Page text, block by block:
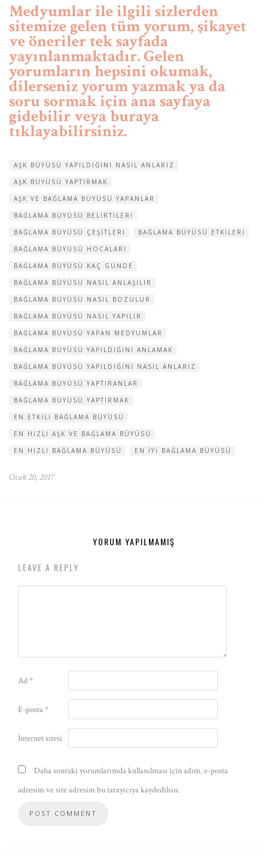
Medyumlar ile ilgili sizlerden
sitemize gelen tüm yorum, şikayet
ve öneriler tek sayfada
yayınlanmaktadır. Gelen
yorumların hepsini okumak,
dilerseniz yorum yazmak ya da
soru sormak için ana sayfaya
gidebilir veya buraya
tıklayabilirsiniz.
AŞK BÜYÜSÜ YAPILDIĞINI NASIL ANLARIZ
AŞK BÜYÜSÜ YAPTIRMAK
AŞK VE BAĞLAMA BÜYÜSÜ YAPANLAR
BAĞLAMA BÜYÜSÜ BELIRTILERI
BAĞLAMA BÜYÜSÜ ÇEŞITLERI
BAĞLAMA BÜYÜSÜ ETKILERI
BAĞLAMA BÜYÜSÜ HOCALARI
BAĞLAMA BÜYÜSÜ KAÇ GÜNDE
BAĞLAMA BÜYÜSÜ NASIL ANLAŞILIR
BAĞLAMA BÜYÜSÜ NASIL BOZULUR
BAĞLAMA BÜYÜSÜ NASIL YAPILIR
BAĞLAMA BÜYÜSÜ YAPAN MEDYUMLAR
BAĞLAMA BÜYÜSÜ YAPILDIĞINI ANLAMAK
BAĞLAMA BÜYÜSÜ YAPILDIĞINI NASIL ANLARIZ
BAĞLAMA BÜYÜSÜ YAPTIRANLAR
BAĞLAMA BÜYÜSÜ YAPTIRMAK
EN ETKILI BAĞLAMA BÜYÜSÜ
EN HIZLI AŞK VE BAĞLAMA BÜYÜSÜ
EN HIZLI BAĞLAMA BÜYÜSÜ
EN IYI BAĞLAMA BÜYÜSÜ
Ocak 20, 2017
YORUM YAPILMAMIŞ
LEAVE A REPLY
Ad*
E-posta*
İnternet sitesi
Daha sonraki yorumlarımda kullanılması için adım, e-posta
adresim ve site adresim bu tarayıcıya kaydedilsin.